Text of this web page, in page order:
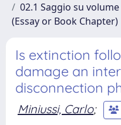
02.1 Saggio su
(Essay or Book Chapter)
Is extinction
damage an
disconnection
Miniussi, Carlo;